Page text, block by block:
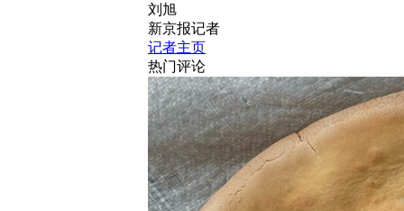
刘旭
新京报记者
记者主页
热门评论